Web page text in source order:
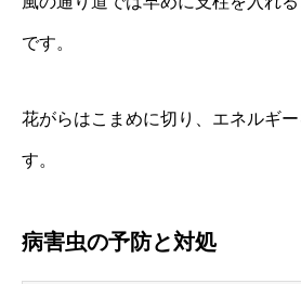
です。
花がらはこまめに切り、エネルギ
す。
病害虫の予防と対処